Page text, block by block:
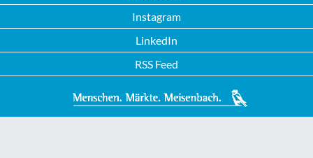
Instagram
LinkedIn
RSS Feed